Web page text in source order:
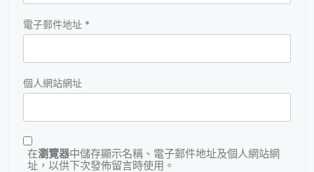
電子郵件地址 *
個人網站網址
在瀏覽器中儲存顯示名稱、電子郵件地址及個人網站網
址，以供下次發佈留言時使用。